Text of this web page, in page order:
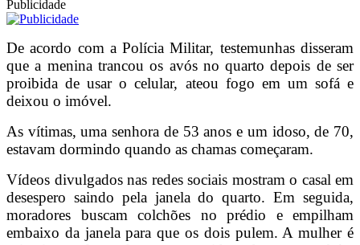
Publicidade
De acordo com a Polícia Militar, testemunhas disseram
que a menina trancou os avós no quarto depois de ser
proibida de usar o celular, ateou fogo em um sofá e
deixou o imóvel.
As vítimas, uma senhora de 53 anos e um idoso, de 70,
estavam dormindo quando as chamas começaram.
Vídeos divulgados nas redes sociais mostram o casal em
desespero saindo pela janela do quarto. Em seguida,
moradores buscam colchões no prédio e empilham
embaixo da janela para que os dois pulem. A mulher é